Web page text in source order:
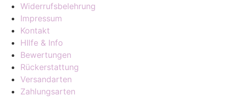
Widerrufsbelehrung
Impressum
Kontakt
HIlfe & Info
Bewertungen
Rückerstattung
Versandarten
Zahlungsarten